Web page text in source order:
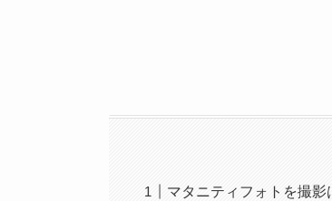
マタニティフォトを撮